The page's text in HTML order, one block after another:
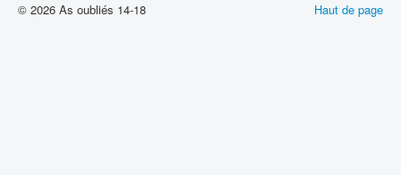
Haut de page
© 2026 As oubliés 14-18